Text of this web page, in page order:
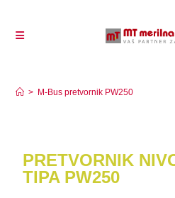
> M-Bus pretvornik PW250
PRETVORNIK
TIPA PW250